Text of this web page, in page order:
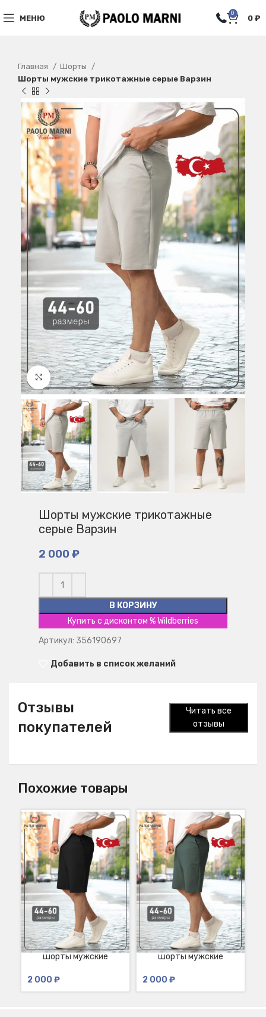
МЕНЮ
0
0 ₽
Главная
Шорты
Шорты мужские трикотажные серые Варзин
Нажмите, чтобы увеличить
Шорты мужские трикотажные
серые Варзин
2 000 ₽
В КОРЗИНУ
Купить с дисконтом % Wildberries
Артикул: 356190697
Добавить в список желаний
Отзывы
покупателей
Читать все
отзывы
Похожие товары
Шорты мужские
2 000 ₽
Шорты мужские
изумруд Кадис
2 000 ₽